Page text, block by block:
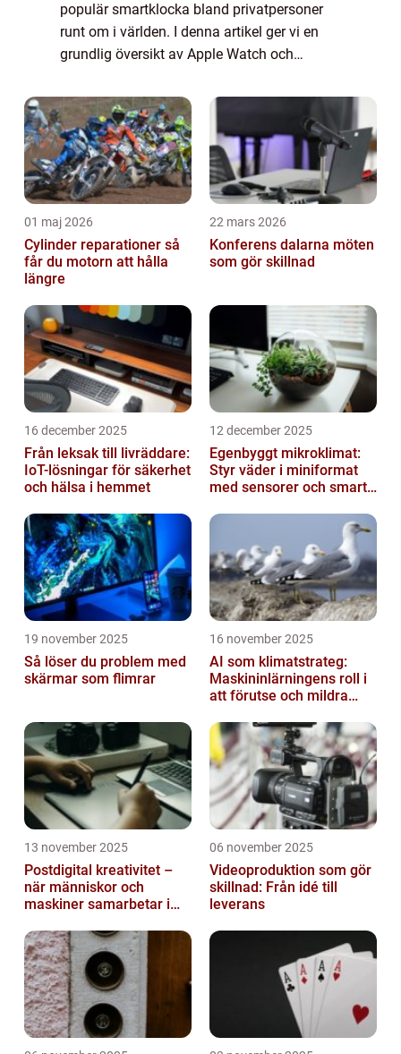
populär smartklocka bland privatpersoner
runt om i världen. I denna artikel ger vi en
grundlig översikt av Apple Watch och
populära funktioner till dess historiska u...
01 maj 2026
Cylinder reparationer så
får du motorn att hålla
längre
22 mars 2026
Konferens dalarna möten
som gör skillnad
16 december 2025
Från leksak till livräddare:
IoT-lösningar för säkerhet
och hälsa i hemmet
12 december 2025
Egenbyggt mikroklimat:
Styr väder i miniformat
med sensorer och smarta
19 november 2025
Så löser du problem med
skärmar som flimrar
16 november 2025
AI som klimatstrateg:
Maskininlärningens roll i
att förutse och mildra
13 november 2025
Postdigital kreativitet –
när människor och
maskiner samarbetar i
06 november 2025
Videoproduktion som gör
skillnad: Från idé till
leverans